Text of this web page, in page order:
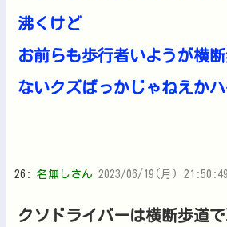
沸くけど
お前らも歩行者いようが横
ないクズばっかじゃねえか
26: 名無しさん 2023/06/19(月)
クソドライバーは横断歩道